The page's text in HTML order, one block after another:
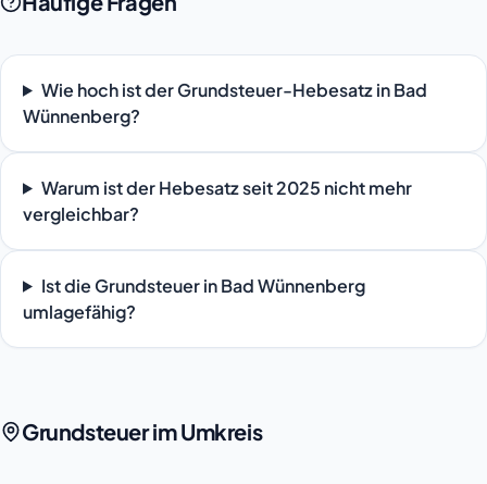
Wie hoch ist der Grundsteuer-Hebesatz in Bad
Wünnenberg?
Warum ist der Hebesatz seit 2025 nicht mehr
vergleichbar?
Ist die Grundsteuer in Bad Wünnenberg
umlagefähig?
Grundsteuer im Umkreis